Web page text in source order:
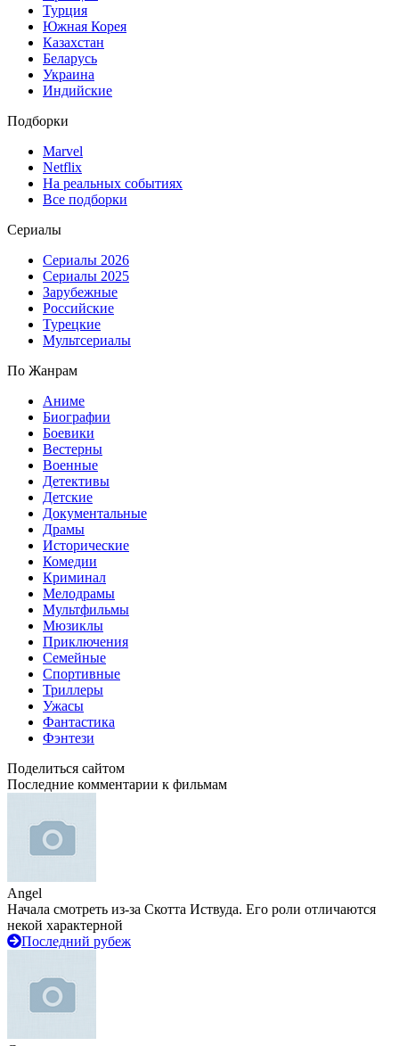
Турция
Южная Корея
Казахстан
Беларусь
Украина
Индийские
Подборки
Marvel
Netflix
На реальных событиях
Все подборки
Сериалы
Сериалы 2026
Сериалы 2025
Зарубежные
Российские
Турецкие
Мультсериалы
По Жанрам
Аниме
Биографии
Боевики
Вестерны
Военные
Детективы
Детские
Документальные
Драмы
Исторические
Комедии
Криминал
Мелодрамы
Мультфильмы
Мюзиклы
Приключения
Семейные
Спортивные
Триллеры
Ужасы
Фантастика
Фэнтези
Поделиться сайтом
Последние комментарии к фильмам
Angel
Начала смотреть из-за Скотта Иствуда. Его роли отличаются
некой характерной
Последний рубеж